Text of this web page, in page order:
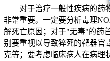
对于治疗一般性疾病的药
非常重要。一定要分析毒理
解死亡原因；对于"无毒"的药
别要重视以导致猝死的靶器官
克等；要考虑临床病人在病理